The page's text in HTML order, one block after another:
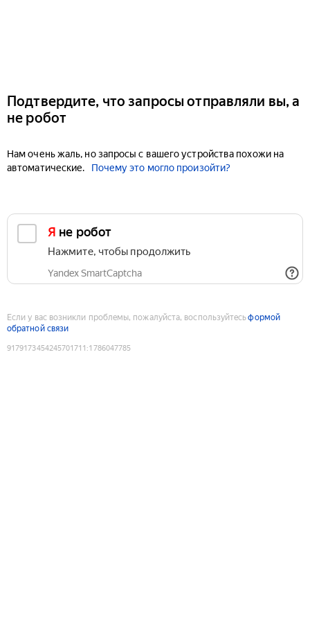
Подтвердите, что запросы отправляли вы, а
не робот
Нам очень жаль, но запросы с вашего устройства похожи на
автоматические.
Почему это могло произойти?
Я не робот
Нажмите, чтобы продолжить
Yandex SmartCaptcha
Если у вас возникли проблемы, пожалуйста, воспользуйтесьформой
обратной связи
9179173454245701711 :1786047785